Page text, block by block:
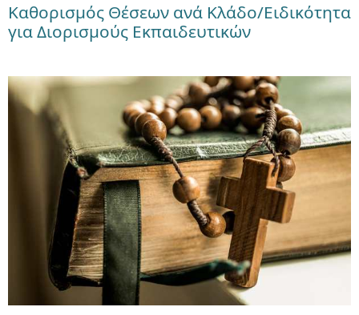
Καθορισμός Θέσεων ανά Κλάδο/Ειδικότητα
για Διορισμούς Εκπαιδευτικών